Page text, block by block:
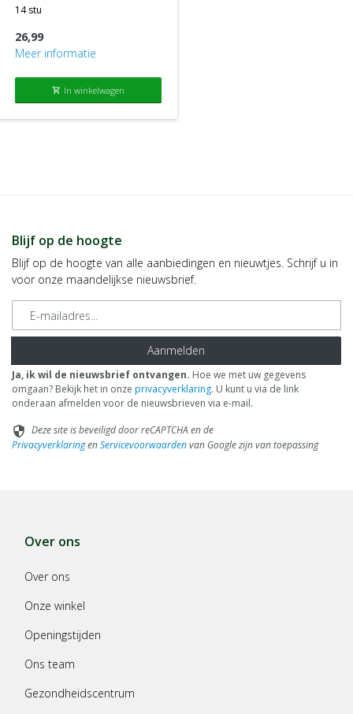
The OTC Lab Healthcare BV
14 stu
26,99
Meer informatie
shopping_cart In winkelwagen
Blijf op de hoogte
Blijf op de hoogte van alle aanbiedingen en nieuwtjes. Schrijf u in
voor onze maandelijkse nieuwsbrief.
E-mailadres
Aanmelden
Ja, ik wil de nieuwsbrief ontvangen. Hoe we met uw gegevens
omgaan? Bekijk het in onze privacyverklaring. U kunt u via de link
onderaan afmelden voor de nieuwsbrieven via e-mail.
security Deze site is beveiligd door reCAPTCHA en de
PrivacyverklaringenServicevoorwaardenvan Google zijn van toepassing
Over ons
Over ons
Onze winkel
Openingstijden
Ons team
Gezondheidscentrum